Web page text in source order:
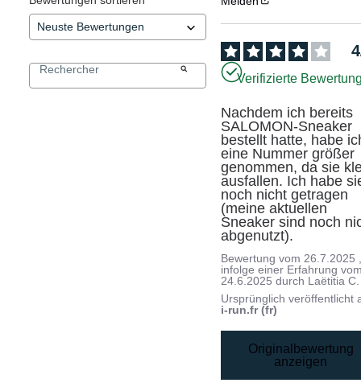
4
Verifizierte
Nachdem ich bereits
SALOMON-Sneaker
bestellt hatte, habe
eine Nummer größer
genommen, da sie
ausfallen. Ich habe
noch nicht getragen
(meine aktuellen
Sneaker sind noch
abgenutzt).
Bewertung vom 26.7.2025
infolge einer Erfahrung
24.6.2025 durch Laëtitia C.
Ursprünglich veröffentlicht
i-run.fr (fr)
Originalbewertung
anzeigen